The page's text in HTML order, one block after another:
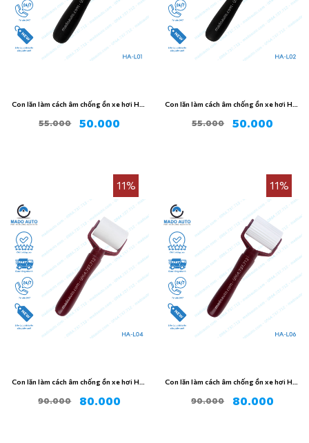
Con lăn làm cách âm chống ồn xe hơi HA-
55.000 50.000
Con lăn làm cách âm chống ồn xe hơi HA-
55.000 50.000
11%
Con lăn làm cách âm chống ồn xe hơi HA-
90.000 80.000
11%
Con lăn làm cách âm chống ồn xe hơi HA-
90.000 80.000